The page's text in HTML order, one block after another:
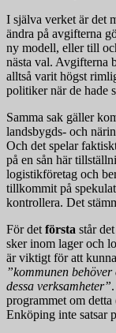
I själva verket är det
ändra på avgifterna
ny modell, eller till
nästa val. Avgifterna
alltså varit högst
politiker när de hade
Samma sak gäller
landsbygds- och
Och det spelar
på en sån här
logistikföretag och
tillkommit på
kontrollera. Det
För det första står
sker inom lager och
är viktigt för att
”kommunen
dessa verksamheter”
programmet om detta
Enköping inte satsar